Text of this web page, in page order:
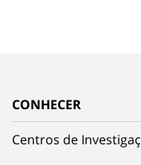
CONHECER
Centros de